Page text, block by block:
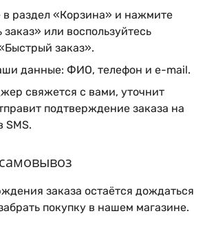
в раздел «Корзина» и нажмите
или воспользуйтесь
заказ».
данные: ФИО, телефон и e-mail.
свяжется с вами, уточнит
подтверждение заказа на
SMS.
заказа остаётся дождаться
покупку в нашем магазине.